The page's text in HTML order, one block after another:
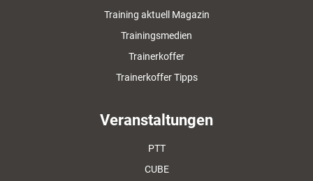
Training aktuell Magazin
Trainingsmedien
Trainerkoffer
Trainerkoffer Tipps
Veranstaltungen
PTT
CUBE